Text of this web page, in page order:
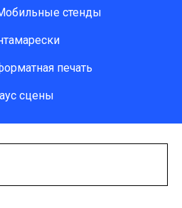
стенды
печать
сцены